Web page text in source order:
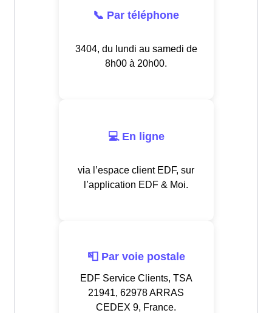
📞 Par téléphone
3404, du lundi au samedi de
8h00 à 20h00.
💻 En ligne
via l’espace client EDF, sur
l’application EDF & Moi.
📮 Par voie postale
EDF Service Clients, TSA
21941, 62978 ARRAS
CEDEX 9, France.